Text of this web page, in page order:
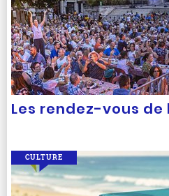
Les rendez-vous
CULTURE